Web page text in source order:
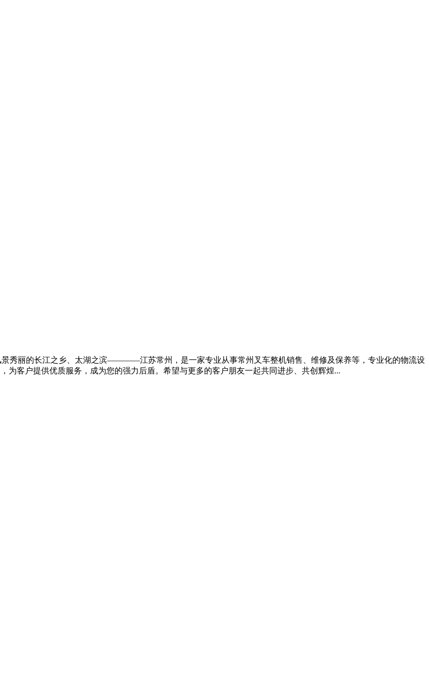
景秀丽的长江之乡、太湖之滨————江苏常州，是一家专业从事常州叉车整机销售、维修及保养等，专业化的物流设
为客户提供优质服务，成为您的强力后盾。希望与更多的客户朋友一起共同进步、共创辉煌...